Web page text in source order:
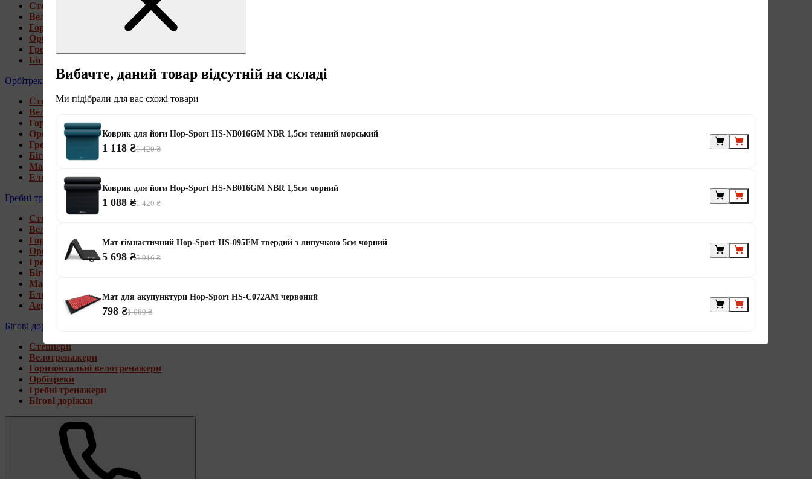
Степпери
Велотренажери
Горизонтальні велотренажери
Орбітреки
Гребні тренажери
Бігові доріжки
Орбітреки
Степпери
Велотренажери
Горизонтальні велотренажери
Орбітреки
Гребні тренажери
Бігові доріжки
Магнітні орбітреки
Електромагнітні орбітреки
Гребні тренажери
Степпери
Велотренажери
Горизонтальні велотренажери
Орбітреки
Гребні тренажери
Бігові доріжки
Магнітні гребні тренажери
Електромагнітні гребні тренажери
Аеромагнітні гребні тренажери
Бігові доріжки
Степпери
Велотренажери
Горизонтальні велотренажери
Орбітреки
Гребні тренажери
Бігові доріжки
Вибачте, даний товар відсутній на складі
Ми підібрали для вас схожі товари
Коврик для йоги Hop-Sport HS-NB016GM NBR 1,5см темний морський
1 118 ₴1 420 ₴
Коврик для йоги Hop-Sport HS-NB016GM NBR 1,5см чорний
1 088 ₴1 420 ₴
Мат гімнастичний Hop-Sport HS-095FM твердий з липучкою 5см чорний
5 698 ₴5 916 ₴
Мат для акупунктури Hop-Sport HS-C072AM червоний
798 ₴1 089 ₴